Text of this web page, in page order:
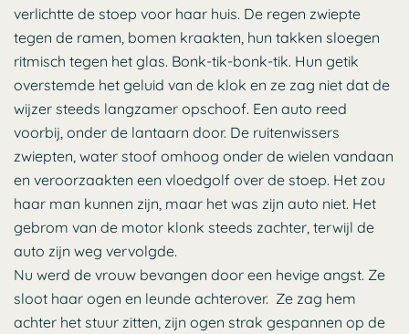
verlichtte de stoep voor haar huis. De regen zwiepte
tegen de ramen, bomen kraakten, hun takken sloegen
ritmisch tegen het glas. Bonk-tik-bonk-tik. Hun getik
overstemde het geluid van de klok en ze zag niet dat de
wijzer steeds langzamer opschoof. Een auto reed
voorbij, onder de lantaarn door. De ruitenwissers
zwiepten, water stoof omhoog onder de wielen vandaan
en veroorzaakten een vloedgolf over de stoep. Het zou
haar man kunnen zijn, maar het was zijn auto niet. Het
gebrom van de motor klonk steeds zachter, terwijl de
auto zijn weg vervolgde.
Nu werd de vrouw bevangen door een hevige angst. Ze
sloot haar ogen en leunde achterover. Ze zag hem
achter het stuur zitten, zijn ogen strak gespannen op de